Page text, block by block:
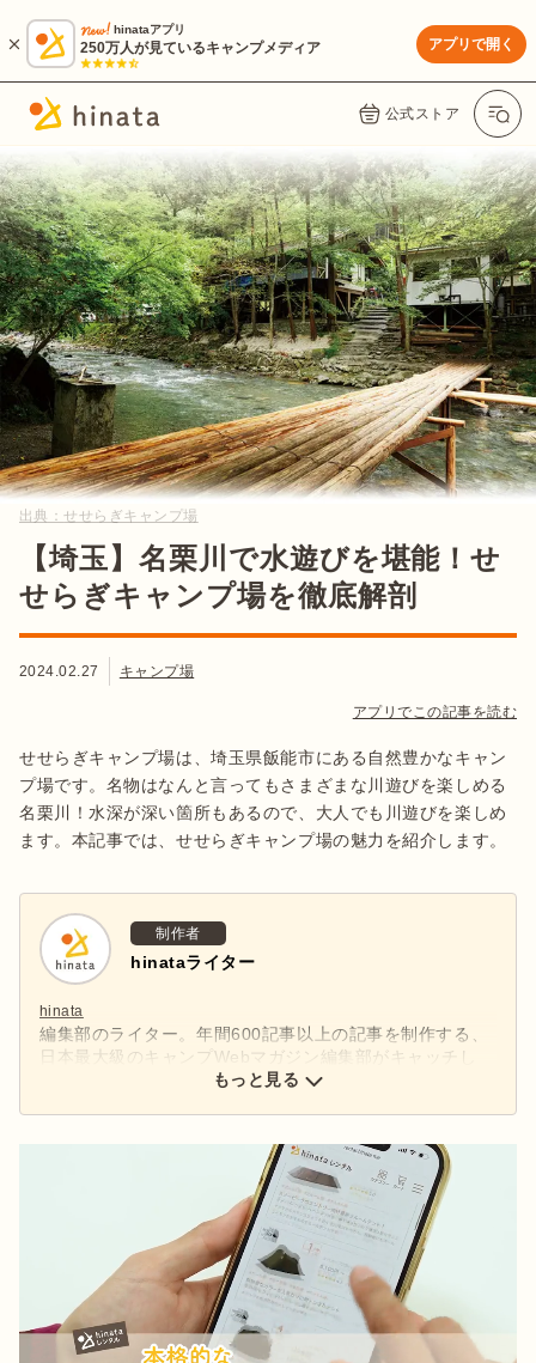
hinataアプリ
250万人が見ているキャンプメディア アプリで開く
公式ストア
出典：せせらぎキャンプ場
【埼玉】名栗川で水遊びを堪能！せ
せらぎキャンプ場を徹底解剖
2024.02.27 キャンプ場
アプリでこの記事を読む
せせらぎキャンプ場は、埼玉県飯能市にある自然豊かなキャン
プ場です。名物はなんと言ってもさまざまな川遊びを楽しめる
名栗川！水深が深い箇所もあるので、大人でも川遊びを楽しめ
ます。本記事では、せせらぎキャンプ場の魅力を紹介します。
制作者
hinataライター
hinata
編集部のライター。年間600記事以上の記事を制作する、
日本最大級のキャンプWebマガジン編集部がキャッチし
た、アウトドアの最新情報をお届けします。
もっと見る